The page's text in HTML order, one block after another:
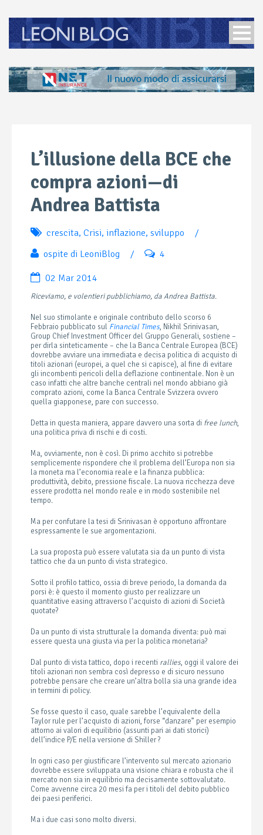
L’illusione della BCE che
compra azioni—di
Andrea Battista
crescita, Crisi, inflazione, sviluppo
/
ospite di LeoniBlog
/ 4
02 Mar 2014
Riceviamo, e volentieri pubblichiamo, da Andrea Battista.
Nel suo stimolante e originale contributo dello scorso 6
Febbraio pubblicato sul Financial Times, Nikhil Srinivasan,
Group Chief Investment Officer del Gruppo Generali, sostiene –
per dirla sinteticamente – che la Banca Centrale Europea (BCE)
dovrebbe avviare una immediata e decisa politica di acquisto di
titoli azionari (europei, a quel che si capisce), al fine di evitare
gli incombenti pericoli della deflazione continentale. Non è un
caso infatti che altre banche centrali nel mondo abbiano già
comprato azioni, come la Banca Centrale Svizzera ovvero
quella giapponese, pare con successo.
Detta in questa maniera, appare davvero una sorta di free lunch,
una politica priva di rischi e di costi.
Ma, ovviamente, non è così. Di primo acchito si potrebbe
semplicemente rispondere che il problema dell’Europa non sia
la moneta ma l’economia reale e la finanza pubblica:
produttività, debito, pressione fiscale. La nuova ricchezza deve
essere prodotta nel mondo reale e in modo sostenibile nel
tempo.
Ma per confutare la tesi di Srinivasan è opportuno affrontare
espressamente le sue argomentazioni.
La sua proposta può essere valutata sia da un punto di vista
tattico che da un punto di vista strategico.
Sotto il profilo tattico, ossia di breve periodo, la domanda da
porsi è: è questo il momento giusto per realizzare un
quantitative easing attraverso l’acquisto di azioni di Società
quotate?
Da un punto di vista strutturale la domanda diventa: può mai
essere questa una giusta via per la politica monetaria?
Dal punto di vista tattico, dopo i recenti rallies, oggi il valore dei
titoli azionari non sembra così depresso e di sicuro nessuno
potrebbe pensare che creare un’altra bolla sia una grande idea
in termini di policy.
Se fosse questo il caso, quale sarebbe l’equivalente della
Taylor rule per l’acquisto di azioni, forse “danzare” per esempio
attorno ai valori di equilibrio (assunti pari ai dati storici)
dell’indice P/E nella versione di Shiller ?
In ogni caso per giustificare l’intervento sul mercato azionario
dovrebbe essere sviluppata una visione chiara e robusta che il
mercato non sia in equilibrio ma decisamente sottovalutato.
Come avvenne circa 20 mesi fa per i titoli del debito pubblico
dei paesi periferici.
Ma i due casi sono molto diversi.